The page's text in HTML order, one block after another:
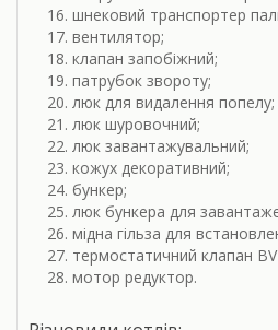
шнековий транспортер
вентилятор;
клапан запобіжний;
патрубок звороту;
люк для видалення попелу;
люк шуровочний;
люк завантажувальний;
кожух декоративний;
бункер;
люк бункера для
мідна гільза для
термостатичний клапан
мотор редуктор.